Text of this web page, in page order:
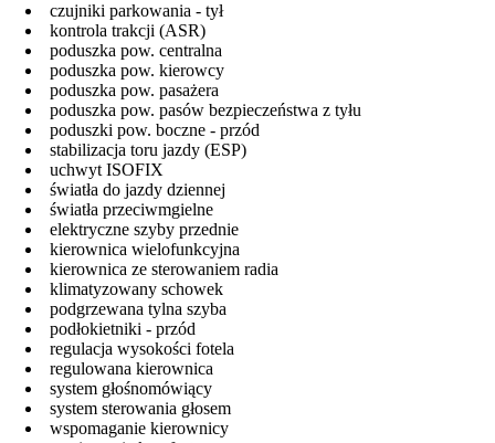
czujniki parkowania - tył
kontrola trakcji (ASR)
poduszka pow. centralna
poduszka pow. kierowcy
poduszka pow. pasażera
poduszka pow. pasów bezpieczeństwa z tyłu
poduszki pow. boczne - przód
stabilizacja toru jazdy (ESP)
uchwyt ISOFIX
światła do jazdy dziennej
światła przeciwmgielne
elektryczne szyby przednie
kierownica wielofunkcyjna
kierownica ze sterowaniem radia
klimatyzowany schowek
podgrzewana tylna szyba
podłokietniki - przód
regulacja wysokości fotela
regulowana kierownica
system głośnomówiący
system sterowania głosem
wspomaganie kierownicy